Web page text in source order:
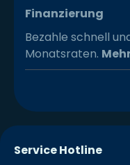
Finanzierung
Bezahle schnell
Monatsraten.
Service Hotline